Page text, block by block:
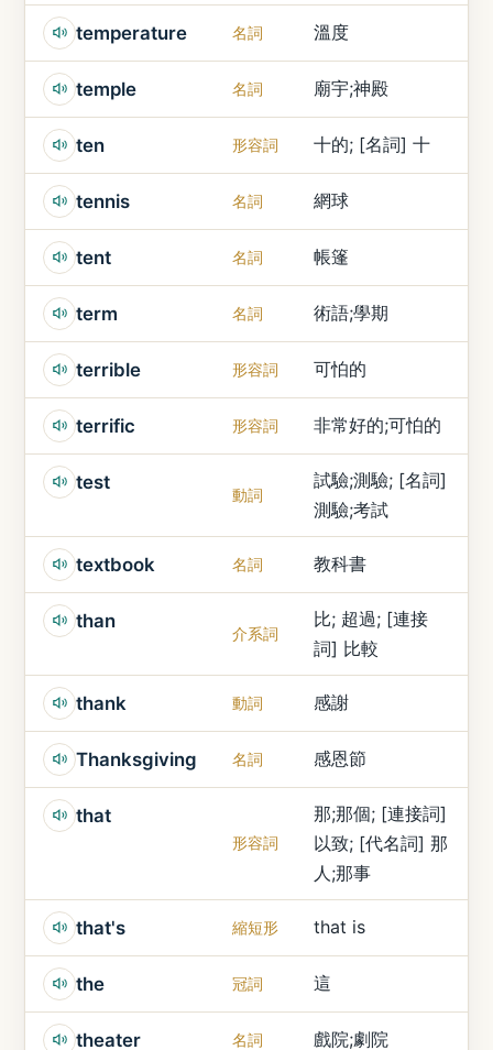
temperature 名詞 溫度
temple 名詞 廟宇;神殿
ten 形容詞 十的; [名詞] 十
tennis 名詞 網球
tent 名詞 帳篷
term 名詞 術語;學期
terrible 形容詞 可怕的
terrific 形容詞 非常好的;可怕的
test
動詞
試驗;測驗; [名詞]
測驗;考試
textbook 名詞 教科書
than
介系詞
比; 超過; [連接
詞] 比較
thank 動詞 感謝
Thanksgiving 名詞 感恩節
that
形容詞
那;那個; [連接詞]
以致; [代名詞] 那
人;那事
that's 縮短形 that is
the 冠詞 這
theater 名詞 戲院;劇院